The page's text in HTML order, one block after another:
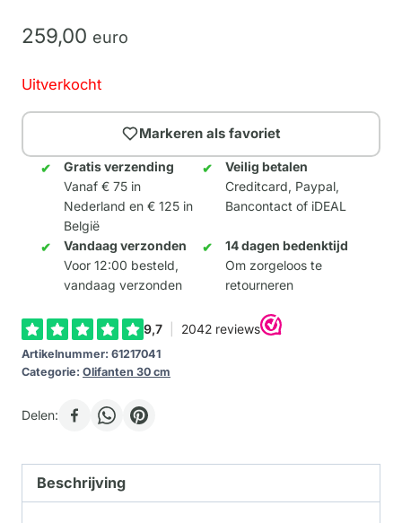
259,00 euro
Uitverkocht
Markeren als favoriet
Gratis verzending
Vanaf € 75 in
Nederland en € 125 in
België
Veilig betalen
Creditcard, Paypal,
Bancontact of iDEAL
Vandaag verzonden
Voor 12:00 besteld,
vandaag verzonden
14 dagen bedenktijd
Om zorgeloos te
retourneren
Artikelnummer: 61217041
Categorie: Olifanten 30 cm
Delen:
Beschrijving